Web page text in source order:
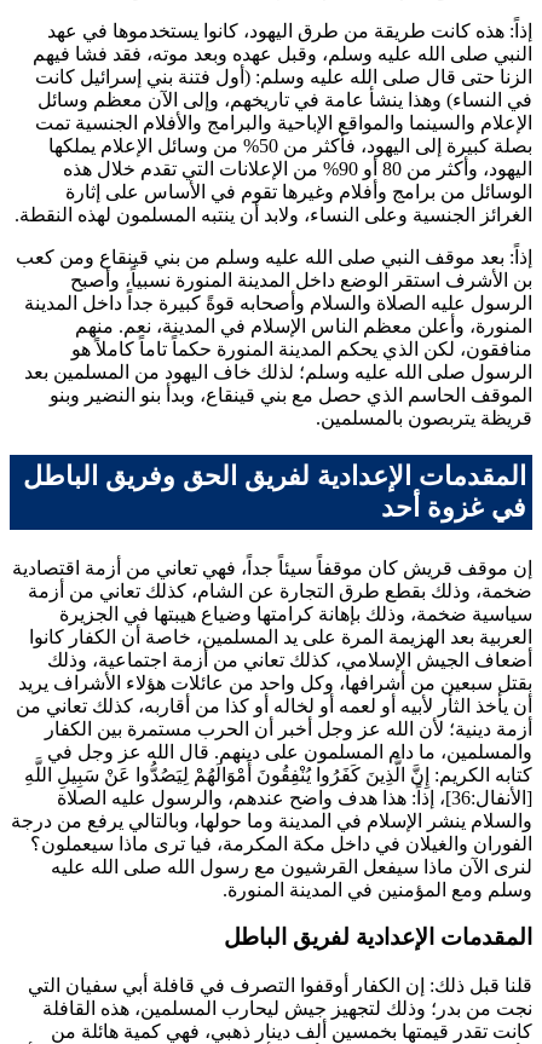
إذاً: هذه كانت طريقة من طرق اليهود، كانوا يستخدموها في عهد
النبي صلى الله عليه وسلم، وقبل عهده وبعد موته، فقد فشا فيهم
الزنا حتى قال صلى الله عليه وسلم: ( أول فتنة بني إسرائيل كانت
في النساء) وهذا ينشأ عامة في تاريخهم، وإلى الآن معظم وسائل
الإعلام والسينما والمواقع الإباحية والبرامج والأفلام الجنسية تمت
بصلة كبيرة إلى اليهود، فأكثر من 50% من وسائل الإعلام يملكها
اليهود، وأكثر من 80 أو 90% من الإعلانات التي تقدم خلال هذه
الوسائل من برامج وأفلام وغيرها تقوم في الأساس على إثارة
الغرائز الجنسية وعلى النساء، ولابد أن ينتبه المسلمون لهذه النقطة.
إذاً: بعد موقف النبي صلى الله عليه وسلم من بني قينقاع ومن كعب
بن الأشرف استقر الوضع داخل المدينة المنورة نسبياً، وأصبح
الرسول عليه الصلاة والسلام وأصحابه قوةً كبيرة جداً داخل المدينة
المنورة، وأعلن معظم الناس الإسلام في المدينة، نعم. منهم
منافقون، لكن الذي يحكم المدينة المنورة حكماً تاماً كاملاً هو
الرسول صلى الله عليه وسلم؛ لذلك خاف اليهود من المسلمين بعد
الموقف الحاسم الذي حصل مع بني قينقاع، وبدأ بنو النضير وبنو
قريظة يتربصون بالمسلمين.
المقدمات الإعدادية لفريق الحق وفريق الباطل
في غزوة أحد
إن موقف قريش كان موقفاً سيئاً جداً، فهي تعاني من أزمة اقتصادية
ضخمة، وذلك بقطع طرق التجارة عن الشام، كذلك تعاني من أزمة
سياسية ضخمة، وذلك بإهانة كرامتها وضياع هيبتها في الجزيرة
العربية بعد الهزيمة المرة على يد المسلمين، خاصة أن الكفار كانوا
أضعاف الجيش الإسلامي، كذلك تعاني من أزمة اجتماعية، وذلك
بقتل سبعين من أشرافها، وكل واحد من عائلات هؤلاء الأشراف يريد
أن يأخذ الثأر لأبيه أو لعمه أو لخاله أو كذا من أقاربه، كذلك تعاني من
أزمة دينية؛ لأن الله عز وجل أخبر أن الحرب مستمرة بين الكفار
والمسلمين، ما دام المسلمون على دينهم. قال الله عز وجل في
كتابه الكريم: إِنَّ الَّذِينَ كَفَرُوا يُنْفِقُونَ أَمْوَالَهُمْ لِيَصُدُّوا عَنْ سَبِيلِ اللَّهِ
[الأنفال:36]، إذاً: هذا هدف واضح عندهم، والرسول عليه الصلاة
والسلام ينشر الإسلام في المدينة وما حولها، وبالتالي يرفع من درجة
الفوران والغيلان في داخل مكة المكرمة، فيا ترى ماذا سيعملون؟
لنرى الآن ماذا سيفعل القرشيون مع رسول الله صلى الله عليه
وسلم ومع المؤمنين في المدينة المنورة.
المقدمات الإعدادية لفريق الباطل
قلنا قبل ذلك: إن الكفار أوقفوا التصرف في قافلة أبي سفيان التي
نجت من بدر؛ وذلك لتجهيز جيش ليحارب المسلمين، هذه القافلة
كانت تقدر قيمتها بخمسين ألف دينار ذهبي، فهي كمية هائلة من